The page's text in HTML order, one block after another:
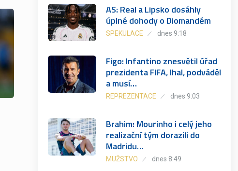
AS: Real a Lipsko dosáhly
úplné dohody o Diomandém
SPEKULACE dnes 9:18
Figo: Infantino znesvětil úřad
prezidenta FIFA, lhal, podváděl
a musí…
REPREZENTACE dnes 9:03
Brahim: Mourinho i celý jeho
realizační tým dorazili do
Madridu…
MUŽSTVO dnes 8:49